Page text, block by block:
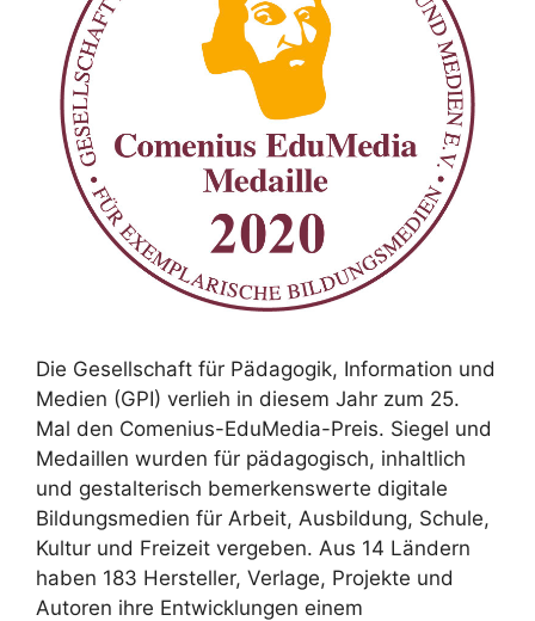
Die Gesellschaft für Pädagogik, Information und
Medien (GPI) verlieh in diesem Jahr zum 25.
Mal den Comenius-EduMedia-Preis. Siegel und
Medaillen wurden für pädagogisch, inhaltlich
und gestalterisch bemerkenswerte digitale
Bildungsmedien für Arbeit, Ausbildung, Schule,
Kultur und Freizeit vergeben. Aus 14 Ländern
haben 183 Hersteller, Verlage, Projekte und
Autoren ihre Entwicklungen einem